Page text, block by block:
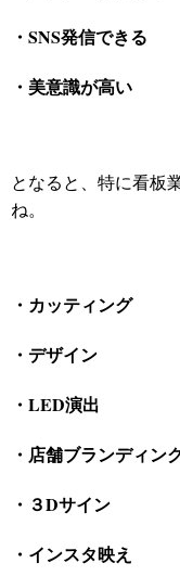
・SNS発信できる
・美意識が高い
となると、特に看板
ね。
・カッティング
・デザイン
・LED演出
・店舗ブランディン
・３Dサイン
・インスタ映え